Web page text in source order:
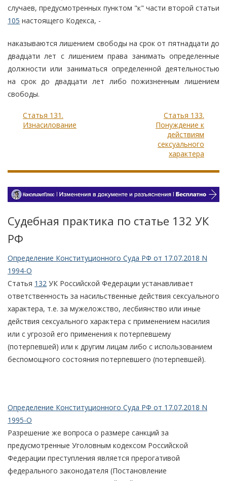
случаев, предусмотренных пунктом "к" части второй статьи
105 настоящего Кодекса, -
наказываются лишением свободы на срок от пятнадцати до
двадцати лет с лишением права занимать определенные
должности или заниматься определенной деятельностью
на срок до двадцати лет либо пожизненным лишением
свободы.
Статья 131.
Изнасилование
Статья 133.
Понуждение к
действиям
сексуального
характера
Судебная практика по статье 132 УК
РФ
Определение Конституционного Суда РФ от 17.07.2018 N
1994-О
Статья 132 УК Российской Федерации устанавливает
ответственность за насильственные действия сексуального
характера, т.е. за мужеложство, лесбиянство или иные
действия сексуального характера с применением насилия
или с угрозой его применения к потерпевшему
(потерпевшей) или к другим лицам либо с использованием
беспомощного состояния потерпевшего (потерпевшей).
Определение Конституционного Суда РФ от 17.07.2018 N
1995-О
Разрешение же вопроса о размере санкций за
предусмотренные Уголовным кодексом Российской
Федерации преступления является прерогативой
федерального законодателя (Постановление